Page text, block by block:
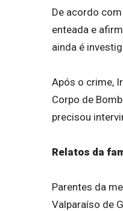
De acordo
enteada e
ainda é
Após o crime,
Corpo de
precisou
Relatos da
Parentes da
Valparaíso de